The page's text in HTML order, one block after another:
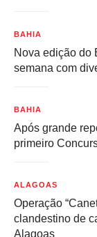
BAHIA
Nova edição do
semana com
BAHIA
Após grande
primeiro
ALAGOAS
Operação
clandestino de
Alagoas